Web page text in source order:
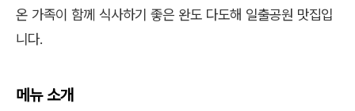
온 가족이 함께 식사하기 좋은 완도 다도해 일출공원 맛집입
니다.
메뉴 소개